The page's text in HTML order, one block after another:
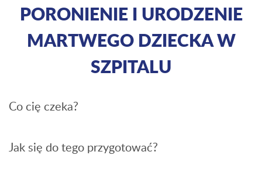
PORONIENIE I URODZENIE
MARTWEGO DZIECKA W
SZPITALU
Co cię czeka?
Jak się do tego przygotować?